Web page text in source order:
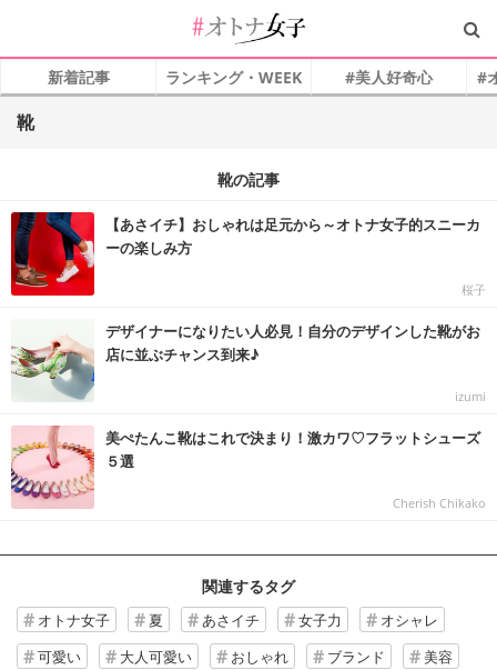
新着記事 ランキング・WEEK #美人好奇心 #
靴
靴の記事
【あさイチ】おしゃれは足元から～オトナ女子的スニーカ
ーの楽しみ方
桜子
デザイナーになりたい人必見！自分のデザインした靴がお
店に並ぶチャンス到来♪
izumi
美ぺたんこ靴はこれで決まり！激カワ♡フラットシューズ
５選
Cherish Chikako
関連するタグ
オトナ女子 夏 あさイチ 女子力
オシャレ
可愛い
大人可愛い おしゃれ ブランド
美容